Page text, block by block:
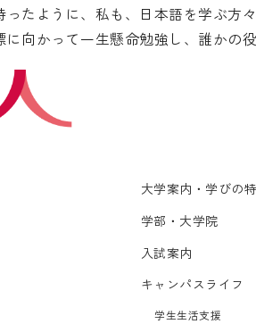
たように、私も、日本語を学ぶ方
向かって一生懸命勉強し、誰かの
大学案内・学びの
学部・大学院
入試案内
キャンパスライフ
学生生活支援